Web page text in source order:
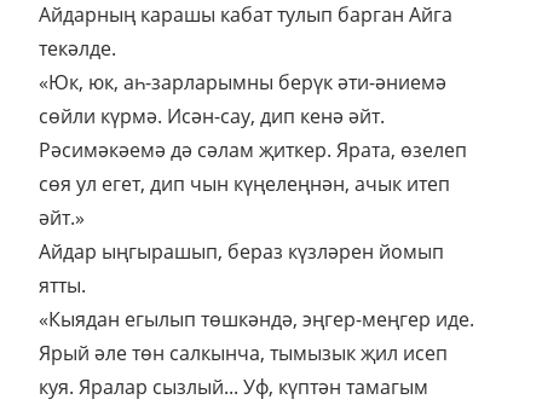
Айдарның карашы кабат тулып барган Айга
текәлде.
«Юк, юк, аһ-зарларымны берүк әти-әниемә
сөйли күрмә. Исән-сау, дип кенә әйт.
Рәсимәкәемә дә сәлам җиткер. Ярата, өзелеп
сөя ул егет, дип чын күңелеңнән, ачык итеп
әйт.»
Айдар ыңгырашып, бераз күзләрен йомып
ятты.
«Кыядан егылып төшкәндә, эңгер-меңгер иде.
Ярый әле төн салкынча, тымызык җил исеп
куя. Яралар сызлый... Уф, күптән тамагым